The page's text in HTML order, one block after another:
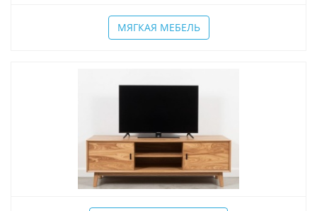
МЯГКАЯ МЕБЕЛЬ